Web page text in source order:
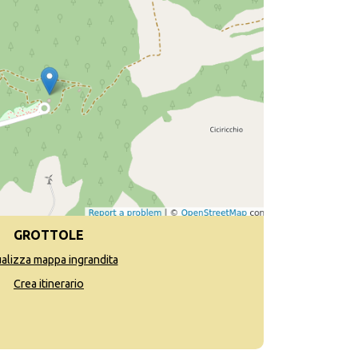
GROTTOLE
mappa ingrandita
Crea itinerario